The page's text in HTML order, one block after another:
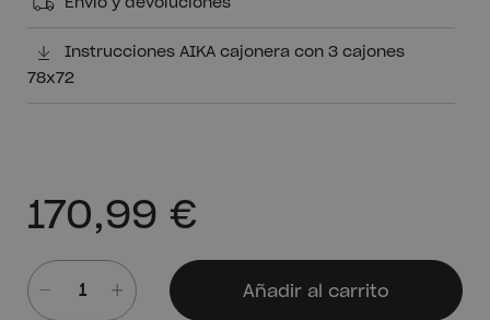
170,99 €
Añadir al carrito
Envío y devoluciones
Instrucciones AIKA cajonera con 3 cajones
78x72